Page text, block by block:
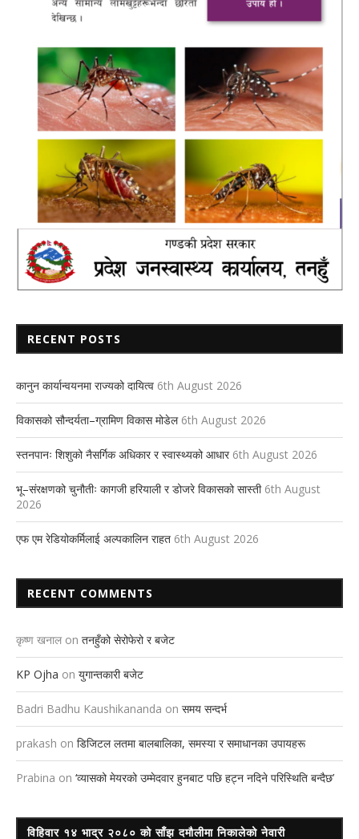
RECENT POSTS
कानुन कार्यान्वयनमा राज्यको दायित्व 6th August 2026
विकासको सौन्दर्यता–ग्रामिण विकास मोडेल 6th August 2026
स्तनपानः शिशुको नैसर्गिक अधिकार र स्वास्थ्यको आधार 6th August 2026
भू–संरक्षणको चुनौतीः कागजी हरियाली र डोजरे विकासको सास्ती 6th August
2026
एफ एम रेडियोकर्मिलाई अल्पकालिन राहत 6th August 2026
RECENT COMMENTS
कृष्ण खनाल on तनहुँको सेरोफेरो र बजेट
KP Ojha on युगान्तकारी बजेट
Badri Badhu Kaushikananda on समय सन्दर्भ
prakash on डिजिटल लतमा बालबालिका, समस्या र समाधानका उपायहरू
Prabina on ‘व्यासको मेयरको उम्मेदवार हुनबाट पछि हट्न नदिने परिस्थिति बन्दैछ’
विहिवार १४ भाद्र २०८० को साँझ दमौलीमा निकालेको नेवारी